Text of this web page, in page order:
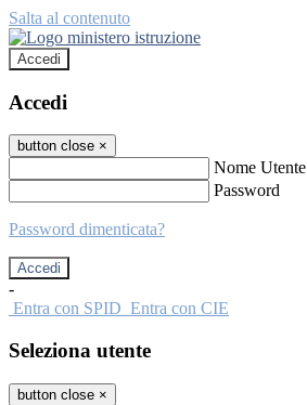
Salta al contenuto
Accedi
Accedi
button close ×
Nome Utente
Password
Password dimenticata?
-
Entra con SPID Entra con CIE
Seleziona utente
button close ×